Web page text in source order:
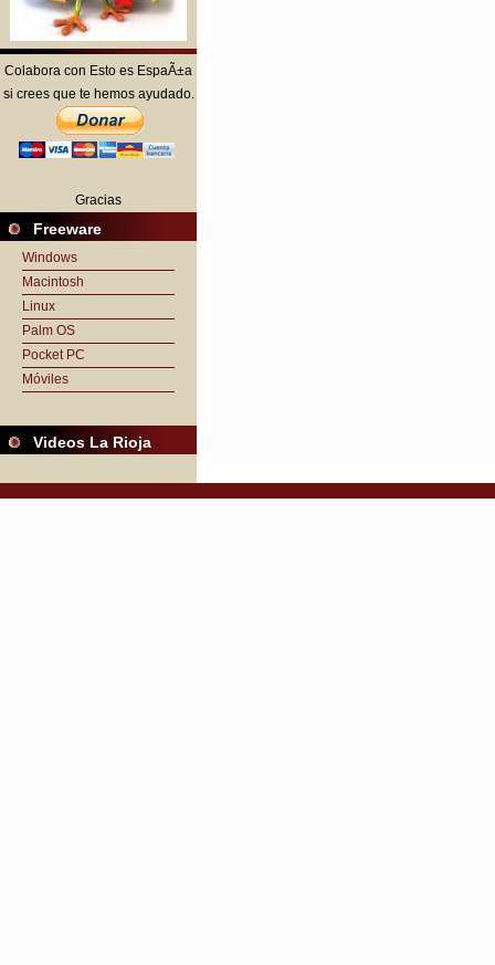
Colabora con Esto es EspaÃ±a
si crees que te hemos ayudado.
Gracias
Freeware
Windows
Macintosh
Linux
Palm OS
Pocket PC
Móviles
Videos La Rioja